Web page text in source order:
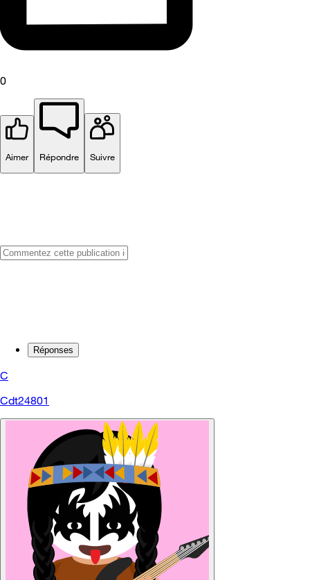
0
Aimer Répondre Suivre
Réponses
C
Cdt24801